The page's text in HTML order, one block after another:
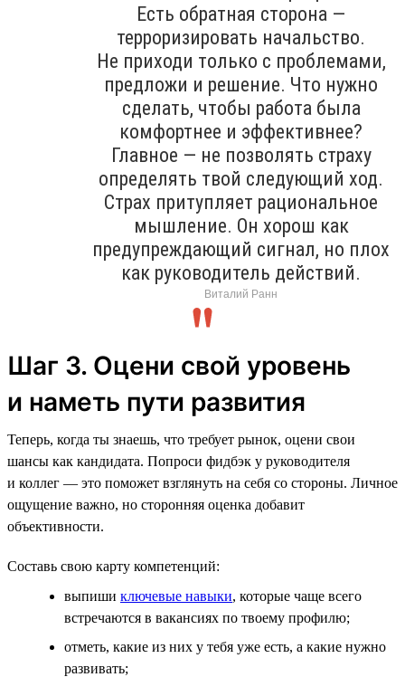
Есть обратная сторона —
терроризировать начальство.
Не приходи только с проблемами,
предложи и решение. Что нужно
сделать, чтобы работа была
комфортнее и эффективнее?
Главное — не позволять страху
определять твой следующий ход.
Страх притупляет рациональное
мышление. Он хорош как
предупреждающий сигнал, но плох
как руководитель действий.
Виталий Ранн
Шаг 3. Оцени свой уровень
и наметь пути развития
Теперь, когда ты знаешь, что требует рынок, оцени свои
шансы как кандидата. Попроси фидбэк у руководителя
и коллег — это поможет взглянуть на себя со стороны. Личное
ощущение важно, но сторонняя оценка добавит
объективности.
Составь свою карту компетенций:
выпиши ключевые навыки, которые чаще всего
встречаются в вакансиях по твоему профилю;
отметь, какие из них у тебя уже есть, а какие нужно
развивать;